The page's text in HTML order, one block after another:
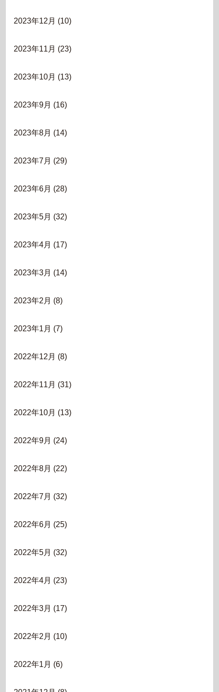
2023年12月 (10)
2023年11月 (23)
2023年10月 (13)
2023年9月 (16)
2023年8月 (14)
2023年7月 (29)
2023年6月 (28)
2023年5月 (32)
2023年4月 (17)
2023年3月 (14)
2023年2月 (8)
2023年1月 (7)
2022年12月 (8)
2022年11月 (31)
2022年10月 (13)
2022年9月 (24)
2022年8月 (22)
2022年7月 (32)
2022年6月 (25)
2022年5月 (32)
2022年4月 (23)
2022年3月 (17)
2022年2月 (10)
2022年1月 (6)